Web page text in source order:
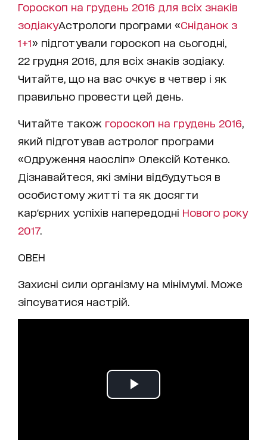
Гороскоп на грудень 2016 для всіх знаків
зодіакуАстрологи програми «Сніданок з
1+1» підготували гороскоп на сьогодні,
22 грудня 2016, для всіх знаків зодіаку.
Читайте, що на вас очкує в четвер і як
правильно провести цей день.
Читайте також гороскоп на грудень 2016
який підготував астролог програми
«Одруження наосліп» Олексій Котенко.
Дізнавайтеся, які зміни відбудуться в
особистому житті та як досягти
кар'єрних успіхів напередодні Нового року
2017.
ОВЕН
Захисні сили організму на мінімумі. Може
зіпсуватися настрій.